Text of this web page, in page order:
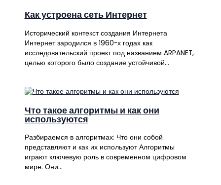
Как устроена сеть Интернет
Исторический контекст создания Интернета
Интернет зародился в 1960-х годах как
исследовательский проект под названием ARPANET,
целью которого было создание устойчивой…
Что такое алгоритмы и как они
используются
Разбираемся в алгоритмах: Что они собой
представляют и как их используют Алгоритмы
играют ключевую роль в современном цифровом
мире. Они…